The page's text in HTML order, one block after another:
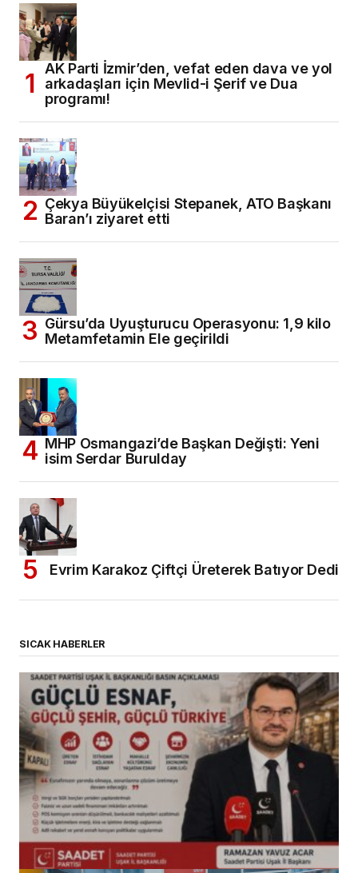
AK Parti İzmir’den, vefat eden dava ve yol
arkadaşları için Mevlid-i Şerif ve Dua
programı!
Çekya Büyükelçisi Stepanek, ATO Başkanı
Baran’ı ziyaret etti
Gürsu’da Uyuşturucu Operasyonu: 1,9 kilo
Metamfetamin Ele geçirildi
MHP Osmangazi’de Başkan Değişti: Yeni
isim Serdar Burulday
Evrim Karakoz Çiftçi Üreterek Batıyor Dedi
SICAK HABERLER
(başlıksız)
Alaattin Karahan tarafından 14/07/2026